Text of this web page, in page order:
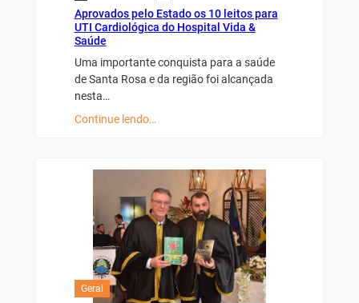
Aprovados pelo Estado os 10 leitos para
UTI Cardiológica do Hospital Vida &
Saúde
Uma importante conquista para a saúde
de Santa Rosa e da região foi alcançada
nesta…
Continue lendo…
Geral